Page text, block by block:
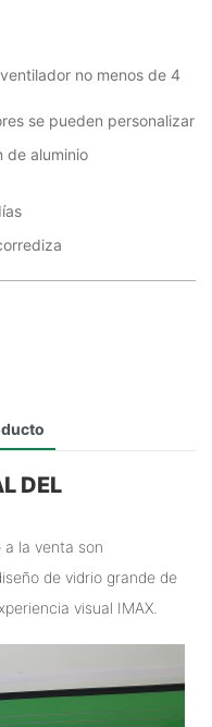
no menos de 4
se pueden personalizar
de aluminio
DEL
la venta son
de vidrio grande de
visual IMAX.